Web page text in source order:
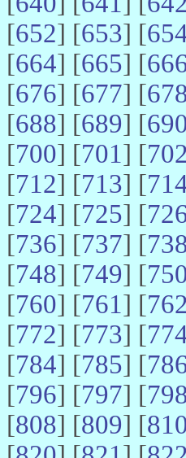
[652] [653] [
[664] [665] [
[676] [677] [
[688] [689] [
[700] [701] [702
[712] [713] [
[724] [725] [
[736] [737] [
[748] [749] [
[760] [761] [762
[772] [773] [
[784] [785] [
[796] [797] [
[808] [809] [